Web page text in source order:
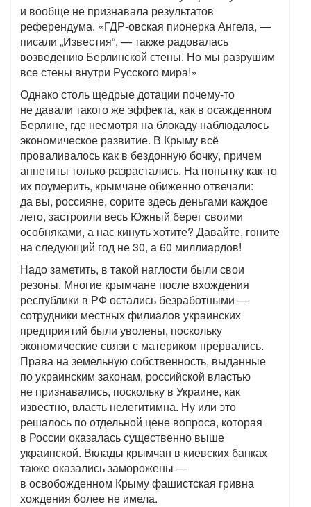
и вообще не признавала результатов
референдума. «ГДР-овская пионерка Ангела, —
писали „Известия“, — также радовалась
возведению Берлинской стены. Но мы разрушим
все стены внутри Русского мира!»
Однако столь щедрые дотации почему-то
не давали такого же эффекта, как в осажденном
Берлине, где несмотря на блокаду наблюдалось
экономическое развитие. В Крыму всё
проваливалось как в бездонную бочку, причем
аппетиты только разрастались. На попытку как-то
их поумерить, крымчане обиженно отвечали:
да вы, россияне, сорите здесь деньгами каждое
лето, застроили весь Южный берег своими
особняками, а нас кинуть хотите? Давайте, гоните
на следующий год не 30, а 60 миллиардов!
Надо заметить, в такой наглости были свои
резоны. Многие крымчане после вхождения
республики в РФ остались безработными —
сотрудники местных филиалов украинских
предприятий были уволены, поскольку
экономические связи с материком прервались.
Права на земельную собственность, выданные
по украинским законам, российской властью
не признавались, поскольку в Украине, как
известно, власть нелегитимна. Ну или это
решалось по отдельной цене вопроса, которая
в России оказалась существенно выше
украинской. Вклады крымчан в киевских банках
также оказались заморожены —
в освобожденном Крыму фашистская гривна
хождения более не имела.